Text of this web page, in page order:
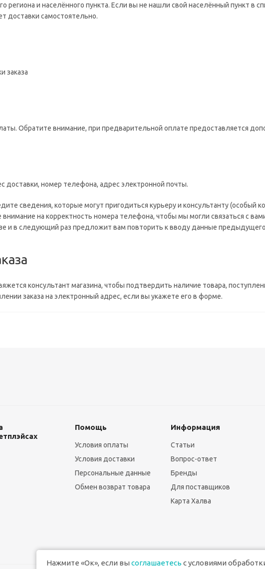
региона и населённого пункта. Если вы не нашли свой населённый пункт в
доставки самостоятельно.
заказа
Обратите внимание, при предварительной оплате предоставляется
номер телефона, адрес электронной почты.
сведения, которые могут пригодиться курьеру и консультанту
внимание на корректность номера телефона, чтобы мы могли связаться с
и в следующий раз предложит вам повторить к вводу данные
консультант магазина, чтобы подтвердить наличие товара,
заказа на электронный адрес, если вы укажете его в форме.
Помощь
Условия оплаты
Условия доставки
Персональные данные
Обмен возврат товара
Информация
Статьи
Вопрос-ответ
Бренды
Для поставщиков
Карта Халва
Нажмите «Ок», если вы соглашаетесь с условиями